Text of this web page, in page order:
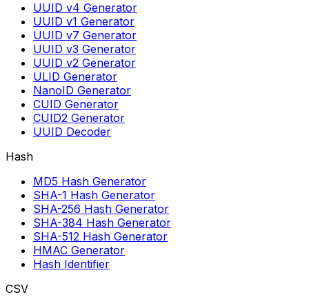
UUID v4 Generator
UUID v1 Generator
UUID v7 Generator
UUID v3 Generator
UUID v2 Generator
ULID Generator
NanoID Generator
CUID Generator
CUID2 Generator
UUID Decoder
Hash
MD5 Hash Generator
SHA-1 Hash Generator
SHA-256 Hash Generator
SHA-384 Hash Generator
SHA-512 Hash Generator
HMAC Generator
Hash Identifier
CSV